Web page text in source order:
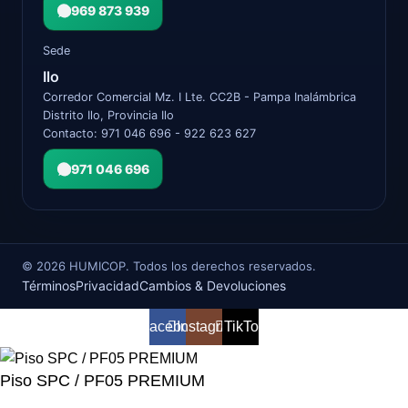
969 873 939
Sede
Ilo
Corredor Comercial Mz. I Lte. CC2B - Pampa Inalámbrica
Distrito Ilo, Provincia Ilo
Contacto: 971 046 696 - 922 623 627
971 046 696
© 2026 HUMICOP. Todos los derechos reservados.
TérminosPrivacidadCambios & Devoluciones
FacebookInstagramTikTok
Piso SPC / PF05 PREMIUM